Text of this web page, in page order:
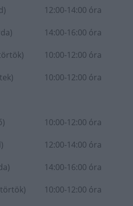
12:00-14:00 óra
14:00-16:00 óra
10:00-12:00 óra
10:00-12:00 óra
10:00-12:00 óra
12:00-14:00 óra
14:00-16:00 óra
10:00-12:00 óra